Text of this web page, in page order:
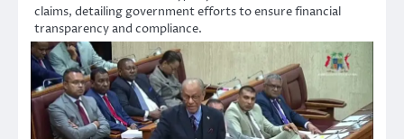
claims, detailing government efforts to ensure financial
transparency and compliance.